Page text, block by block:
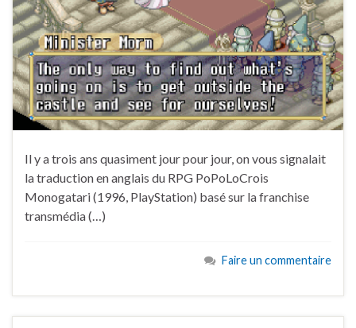
Il y a trois ans quasiment jour pour jour, on vous signalait
la traduction en anglais du RPG PoPoLoCrois
Monogatari (1996, PlayStation) basé sur la franchise
transmédia (…)
Faire un commentaire